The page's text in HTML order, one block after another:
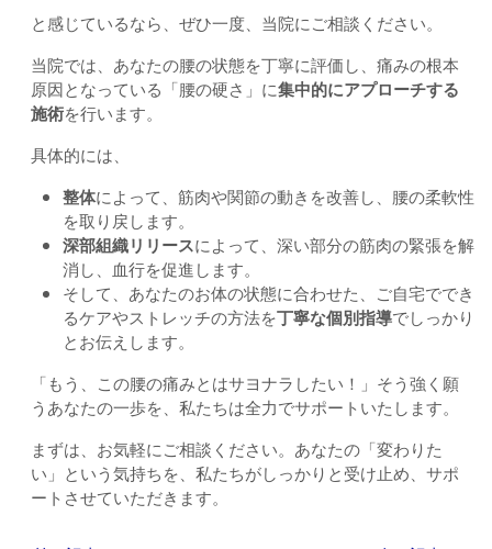
と感じているなら、ぜひ一度、当院にご相談ください。
当院では、あなたの腰の状態を丁寧に評価し、痛みの根本
原因となっている「腰の硬さ」に集中的にアプローチする
施術を行います。
具体的には、
整体によって、筋肉や関節の動きを改善し、腰の柔軟性
を取り戻します。
深部組織リリースによって、深い部分の筋肉の緊張を解
消し、血行を促進します。
そして、あなたのお体の状態に合わせた、ご自宅ででき
るケアやストレッチの方法を丁寧な個別指導でしっかり
とお伝えします。
「もう、この腰の痛みとはサヨナラしたい！」そう強く願
うあなたの一歩を、私たちは全力でサポートいたします。
まずは、お気軽にご相談ください。あなたの「変わりた
い」という気持ちを、私たちがしっかりと受け止め、サポ
ートさせていただきます。